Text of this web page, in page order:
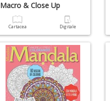
Macro & Close Up
Cartacea Digitale